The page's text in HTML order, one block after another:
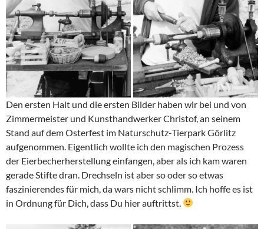
Den ersten Halt und die ersten Bilder haben wir bei und von
Zimmermeister und Kunsthandwerker Christof, an seinem
Stand auf dem Osterfest im Naturschutz-Tierpark Görlitz
aufgenommen. Eigentlich wollte ich den magischen Prozess
der Eierbecherherstellung einfangen, aber als ich kam waren
gerade Stifte dran. Drechseln ist aber so oder so etwas
faszinierendes für mich, da wars nicht schlimm. Ich hoffe es ist
in Ordnung für Dich, dass Du hier auftrittst.